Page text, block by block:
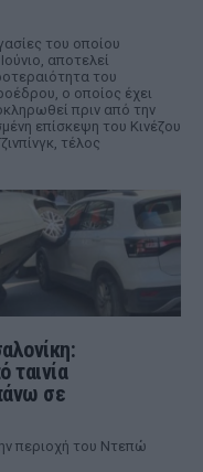
του οποίου
αποτελεί
του
ο οποίος έχει
πριν από την
επίσκεψη του Κινέζου
τέλος
ταινία
σε
περιοχή του Ντεπώ